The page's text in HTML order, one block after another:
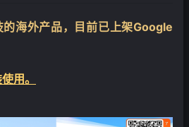
海外产品，目前已上架Google
使用。